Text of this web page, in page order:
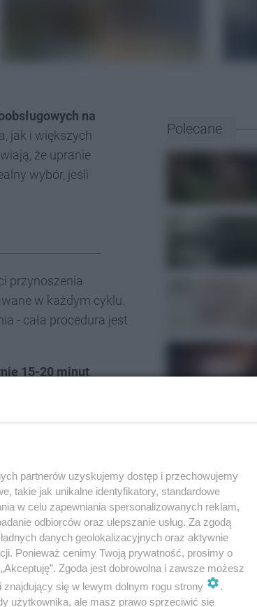
na
jak i większych
że upranie
wybór, jeśli
przynoszenia
w każdym cyklu.
- cała procedura jest
15-20 minut.
rozstawiania
idealne dla osób
Polecane
partnerów uzyskujemy dostęp i przechowujemy
takie jak unikalne identyfikatory, standardowe
w celu zapewniania spersonalizowanych reklam,
odbiorców oraz ulepszanie usług. Za zgodą
danych geolokalizacyjnych oraz aktywnie
Ponieważ cenimy Twoją prywatność, prosimy o
Zgoda jest dobrowolna i zawsze możesz
się w lewym dolnym rogu strony
.
użytkownika, ale masz prawo sprzeciwić się